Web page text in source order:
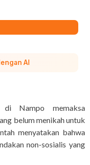
AI
Nampo memaksa
belum menikah untuk
menyatakan bahwa
non-sosialis yang